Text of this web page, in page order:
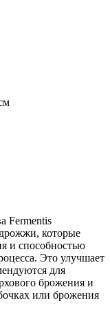
Fermentis
которые
и способностью
Это улучшает
для
брожения и
или брожения